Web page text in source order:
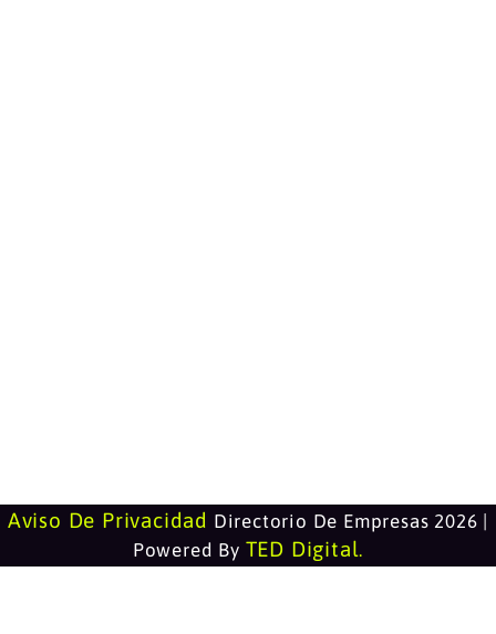
Aviso De Privacidad Directorio De Empresas 2026 |
Powered By TED Digital.